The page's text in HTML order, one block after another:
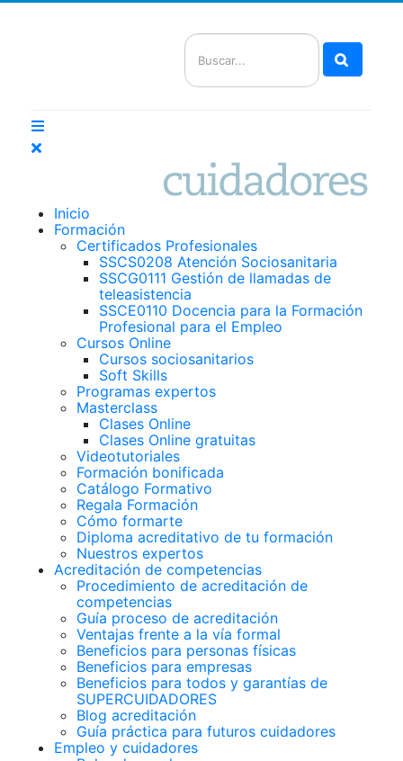
Inicio
Formación
Certificados Profesionales
SSCS0208 Atención Sociosanitaria
SSCG0111 Gestión de llamadas de
teleasistencia
SSCE0110 Docencia para la Formación
Profesional para el Empleo
Cursos Online
Cursos sociosanitarios
Soft Skills
Programas expertos
Masterclass
Clases Online
Clases Online gratuitas
Videotutoriales
Formación bonificada
Catálogo Formativo
Regala Formación
Cómo formarte
Diploma acreditativo de tu formación
Nuestros expertos
Acreditación de competencias
Procedimiento de acreditación de
competencias
Guía proceso de acreditación
Ventajas frente a la vía formal
Beneficios para personas físicas
Beneficios para empresas
Beneficios para todos y garantías de
SUPERCUIDADORES
Blog acreditación
Guía práctica para futuros cuidadores
Empleo y cuidadores